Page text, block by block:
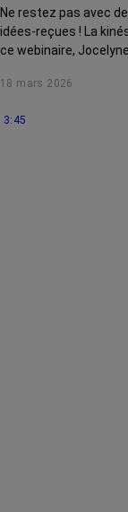
Ne restez pas avec
idées-reçues ! La
ce webinaire,
18 mars 2026
3:45